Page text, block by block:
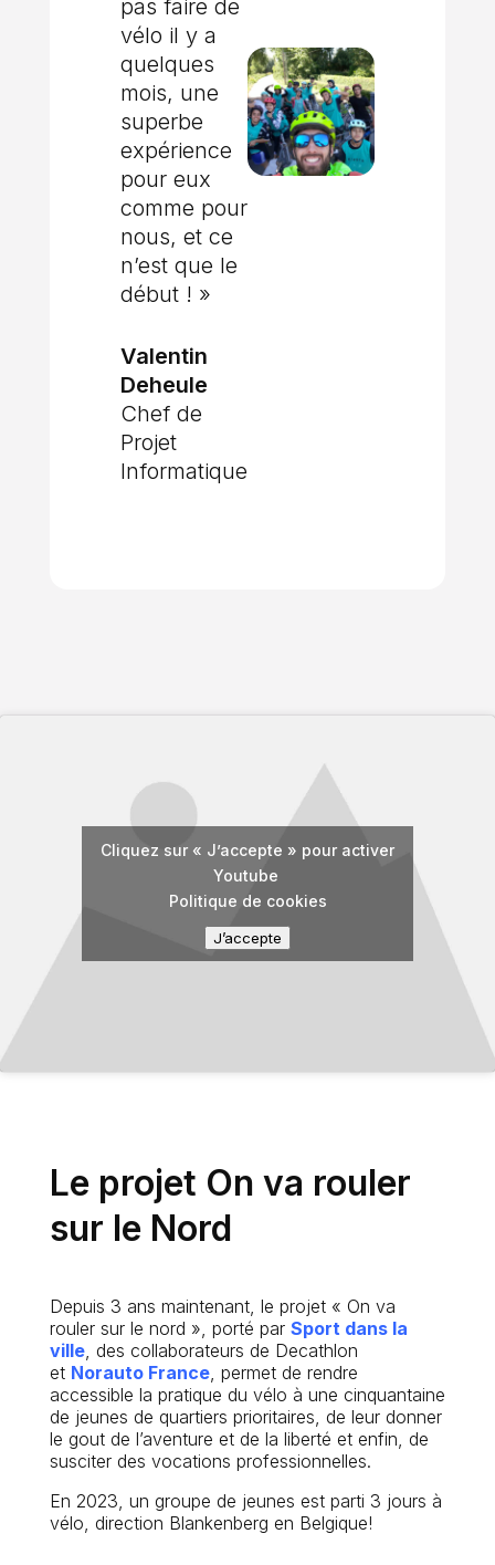
pas faire de
vélo il y a
quelques
mois, une
superbe
expérience
pour eux
comme pour
nous, et ce
n’est que le
début ! »
Valentin
Deheule
Chef de
Projet
Informatique
Cliquez sur « J’accepte » pour activer
Youtube
Politique de cookies
J’accepte
Le projet On va rouler
sur le Nord
Depuis 3 ans maintenant, le projet « On va
rouler sur le nord », porté par Sport dans la
ville, des collaborateurs de Decathlon
et Norauto France, permet de rendre
accessible la pratique du vélo à une cinquantaine
de jeunes de quartiers prioritaires, de leur donner
le gout de l’aventure et de la liberté et enfin, de
susciter des vocations professionnelles.
En 2023, un groupe de jeunes est parti 3 jours à
vélo, direction Blankenberg en Belgique!